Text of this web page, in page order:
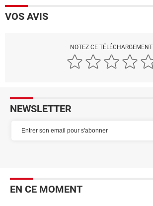
VOS AVIS
NOTEZ CE TÉLÉCHARGEMENT
NEWSLETTER
EN CE MOMENT